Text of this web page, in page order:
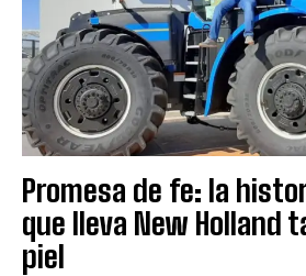
Promesa de fe: la
que lleva New Holland
piel